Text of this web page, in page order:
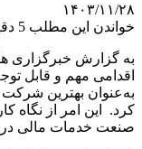
۱۴۰۳/۱۱/۲۸
خواندن این مطلب 5 دقیقه زمان میبرد
به گزارش خبرگزاری
اقدامی مهم و قابل
به‌عنوان بهترین
کرد. این امر از نگاه
صنعت خدمات مالی